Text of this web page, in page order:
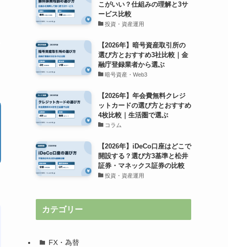
こがいい？仕組みの理解と3サ
ービス比較
投資・資産運用
【2026年】暗号資産取引所の
選び方とおすすめ3社比較｜金
融庁登録業者から選ぶ
暗号資産・Web3
【2026年】年会費無料クレジ
ットカードの選び方とおすすめ
4枚比較｜生活圏で選ぶ
コラム
【2026年】iDeCo口座はどこで
開設する？選び方3基準と松井
証券・マネックス証券の比較
投資・資産運用
カテゴリー
FX・為替